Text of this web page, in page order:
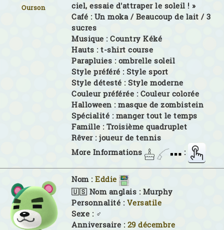
Ourson
ciel, essaie d'attraper le soleil ! »
Café : Un moka / Beaucoup de lait / 3
sucres
Musique : Country Kéké
Hauts : t-shirt course
Parapluies : ombrelle soleil
Style préféré : Style sport
Style détesté : Style moderne
Couleur préférée : Couleur colorée
Halloween : masque de zombistein
Spécialité : manger tout le temps
Famille : Troisième quadruplet
Rêver : joueur de tennis
More Informations
:
Nom : Eddie
🇺🇸 Nom anglais : Murphy
Personnalité : Versatile
Sexe : ♂
Anniversaire : 29 décembre